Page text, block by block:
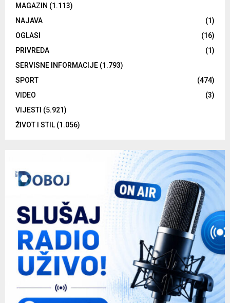
MAGAZIN (1.113)
NAJAVA
(1)
OGLASI
(16)
PRIVREDA
(1)
SERVISNE INFORMACIJE (1.793)
SPORT
(474)
VIDEO
(3)
VIJESTI (5.921)
ŽIVOT I STIL (1.056)